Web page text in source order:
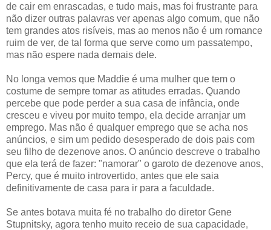
de cair em enrascadas, e tudo mais, mas foi frustrante para
não dizer outras palavras ver apenas algo comum, que não
tem grandes atos risíveis, mas ao menos não é um romance
ruim de ver, de tal forma que serve como um passatempo,
mas não espere nada demais dele.
No longa vemos que Maddie é uma mulher que tem o
costume de sempre tomar as atitudes erradas. Quando
percebe que pode perder a sua casa de infância, onde
cresceu e viveu por muito tempo, ela decide arranjar um
emprego. Mas não é qualquer emprego que se acha nos
anúncios, e sim um pedido desesperado de dois pais com
seu filho de dezenove anos. O anúncio descreve o trabalho
que ela terá de fazer: "namorar" o garoto de dezenove anos,
Percy, que é muito introvertido, antes que ele saia
definitivamente de casa para ir para a faculdade.
Se antes botava muita fé no trabalho do diretor Gene
Stupnitsky, agora tenho muito receio de sua capacidade,